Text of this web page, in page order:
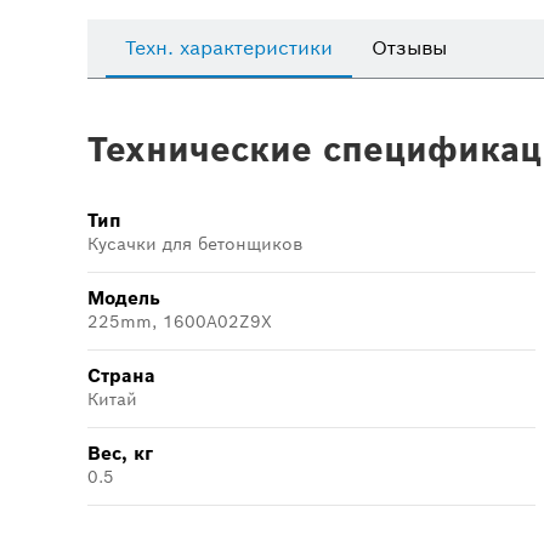
Техн. характеристики Отзывы
Технические
Тип
Кусачки для бетонщиков
Модель
225mm, 1600A02Z9X
Страна
Китай
Вес, кг
0.5